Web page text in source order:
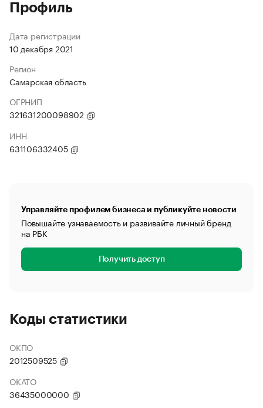
Профиль
Дата регистрации
10 декабря 2021
Регион
Самарская область
ОГРНИП
321631200098902
ИНН
631106332405
Управляйте профилем бизнеса и публикуйте новости
Повышайте узнаваемость и развивайте личный бренд
на РБК
Получить доступ
Коды статистики
ОКПО
2012509525
ОКАТО
36435000000